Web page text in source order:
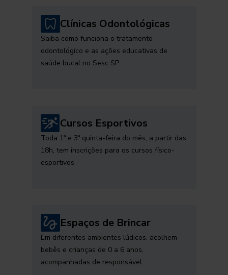
Clínicas Odontológicas
Saiba como funciona o tratamento
odontológico e as ações educativas de
saúde bucal no Sesc SP
Cursos Esportivos
Toda 1ª e 3ª quinta-feira do mês, a partir das
18h, tem inscrições para os cursos físico-
esportivos
Espaços de Brincar
Em diferentes ambientes lúdicos, acolhem
bebês e crianças de 0 a 6 anos,
acompanhadas de responsável